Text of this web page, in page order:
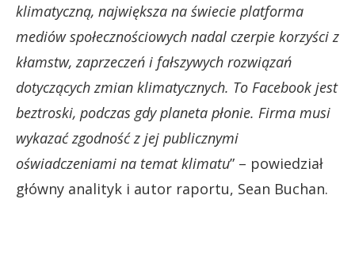
klimatyczną, największa na świecie platforma
mediów społecznościowych nadal czerpie korzyści z
kłamstw, zaprzeczeń i fałszywych rozwiązań
dotyczących zmian klimatycznych. To Facebook jest
beztroski, podczas gdy planeta płonie. Firma musi
wykazać zgodność z jej publicznymi
oświadczeniami na temat klimatu” – powiedział
główny analityk i autor raportu, Sean Buchan.